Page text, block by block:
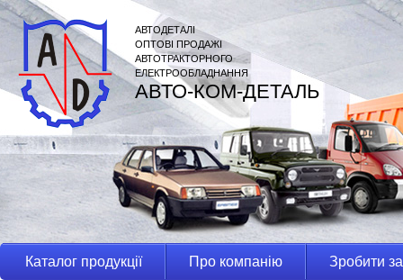
АВТОДЕТАЛІ
ОПТОВІ ПРОДАЖІ
АВТОТРАКТОРНОГО
ЕЛЕКТРООБЛАДНАННЯ
АВТО-КОМ-ДЕТАЛЬ
Каталог продукції Про компанію Зробити